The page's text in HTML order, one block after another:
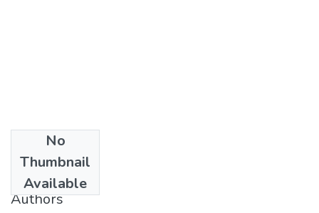
No
Thumbnail
Available
2005
Authors